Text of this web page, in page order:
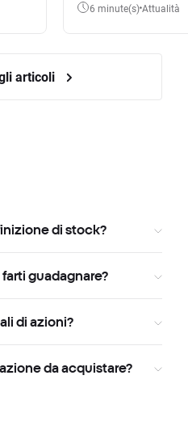
6 minute(s) Attualità
articoli
di stock?
guadagnare?
di azioni?
da acquistare?